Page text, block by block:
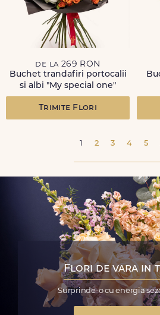
de la 269 RON
Buchet trandafiri portocalii
si albi "My special one"
Trimite Flori
1 2 3 4 5
Flori de vara in
Surprinde-o cu energia